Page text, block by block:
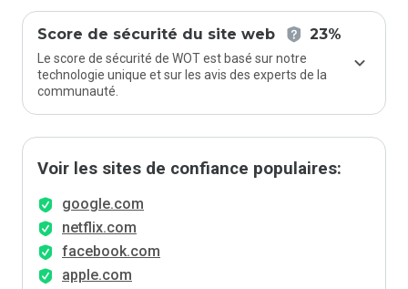
Score de sécurité du site web 23%
Le score de sécurité de WOT est basé sur notre
technologie unique et sur les avis des experts de la
communauté.
Voir les sites de confiance populaires:
google.com
netflix.com
facebook.com
apple.com